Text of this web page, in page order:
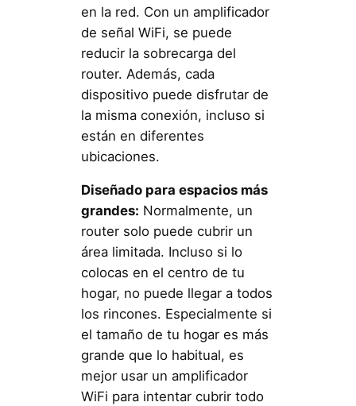
en la red. Con un amplificador
de señal WiFi, se puede
reducir la sobrecarga del
router. Además, cada
dispositivo puede disfrutar de
la misma conexión, incluso si
están en diferentes
ubicaciones.
Diseñado para espacios más
grandes: Normalmente, un
router solo puede cubrir un
área limitada. Incluso si lo
colocas en el centro de tu
hogar, no puede llegar a todos
los rincones. Especialmente si
el tamaño de tu hogar es más
grande que lo habitual, es
mejor usar un amplificador
WiFi para intentar cubrir todo